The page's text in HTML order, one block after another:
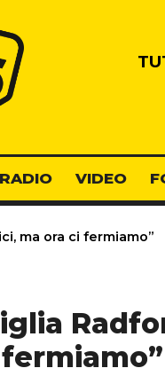
105
VIDEO
ma ora ci fermiamo”